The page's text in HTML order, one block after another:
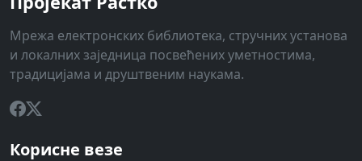
Мрежа електронских библиотека, стручних установа
и локалних заједница посвећених уметностима,
традицијама и друштвеним наукама.
Корисне везе